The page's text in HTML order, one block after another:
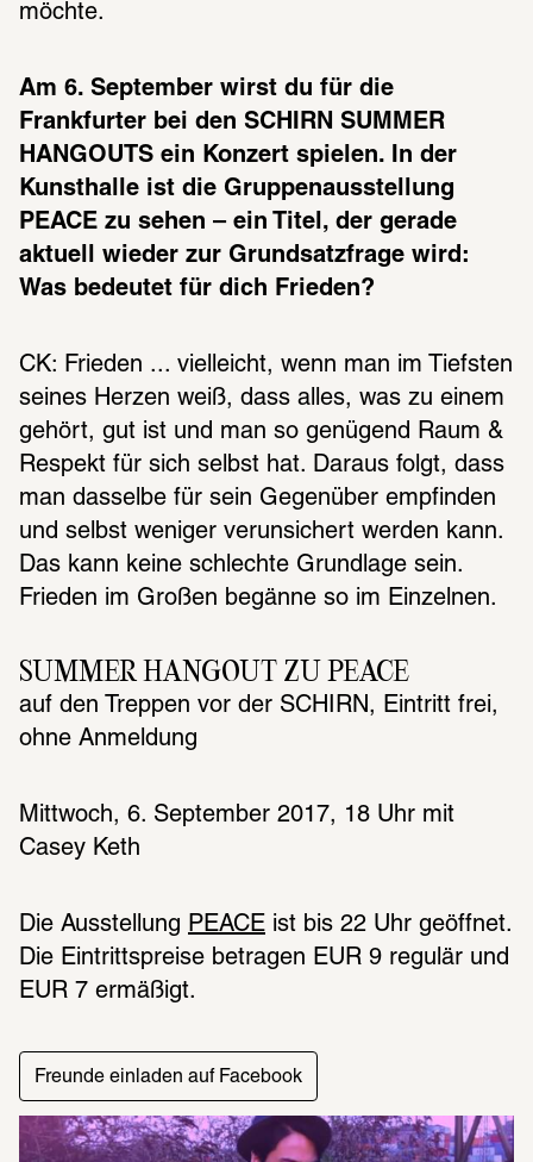
möchte.
Am 6. September wirst du für die
Frankfurter bei den SCHIRN SUMMER
HANGOUTS ein Konzert spielen. In der
Kunsthalle ist die Gruppenausstellung
PEACE zu sehen – ein Titel, der gerade
aktuell wieder zur Grundsatzfrage wird:
Was bedeutet für dich Frieden?
CK: Frieden ... vielleicht, wenn man im Tiefsten
seines Herzen weiß, dass alles, was zu einem
gehört, gut ist und man so genügend Raum &
Respekt für sich selbst hat. Daraus folgt, dass
man dasselbe für sein Gegenüber empfinden
und selbst weniger verunsichert werden kann.
Das kann keine schlechte Grundlage sein.
Frieden im Großen begänne so im Einzelnen.
SUMMER HANGOUT ZU PEACE
auf den Treppen vor der SCHIRN, Eintritt frei,
Mittwoch, 6. September 2017, 18 Uhr mit
Die Ausstellung PEACE ist bis 22 Uhr geöffnet.
Die Eintrittspreise betragen EUR 9 regulär und
EUR 7 ermäßigt.
Freunde einladen auf Facebook